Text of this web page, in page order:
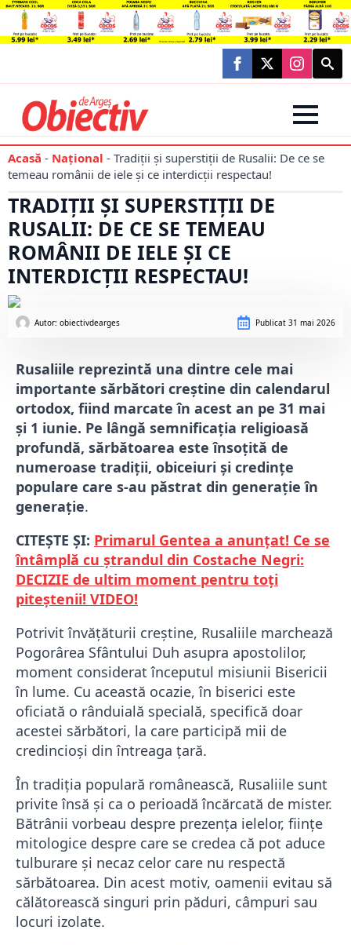
Search
for:
Acasă - Național - Tradiții și superstiții de Rusalii: De ce se
temeau românii de iele și ce interdicții respectau!
TRADIȚII ȘI SUPERSTIȚII DE
RUSALII: DE CE SE TEMEAU
ROMÂNII DE IELE ȘI CE
INTERDICȚII RESPECTAU!
Autor: obiectivdearges Publicat 31 mai 2026
Rusaliile reprezintă una dintre cele mai
importante sărbători creștine din calendarul
ortodox, fiind marcate în acest an pe 31 mai
și 1 iunie. Pe lângă semnificația religioasă
profundă, sărbătoarea este însoțită de
numeroase tradiții, obiceiuri și credințe
populare care s-au păstrat din generație în
generație.
CITEȘTE ȘI: Primarul Gentea a anunțat! Ce se
întâmplă cu ștrandul din Costache Negri:
DECIZIE de ultim moment pentru toți
piteștenii! VIDEO!
Potrivit învățăturii creștine, Rusaliile marchează
Pogorârea Sfântului Duh asupra apostolilor,
moment considerat începutul misiunii Bisericii
în lume. Cu această ocazie, în biserici este
oficiată o rânduială specială, specifică doar
acestei sărbători, la care participă mii de
credincioși din întreaga țară.
În tradiția populară românească, Rusaliile sunt
privite însă și ca o perioadă încărcată de mister.
Bătrânii vorbeau despre prezența ielelor, ființe
mitologice despre care se credea că pot aduce
tulburare și necaz celor care nu respectă
sărbătoarea. Din acest motiv, oamenii evitau să
călătorească singuri prin păduri, câmpuri sau
locuri izolate.